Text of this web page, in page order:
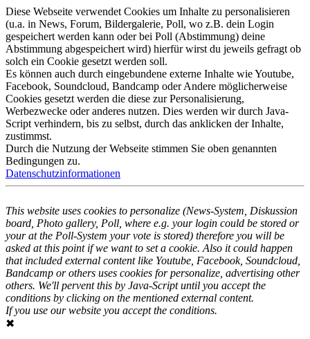
Diese Webseite verwendet Cookies um Inhalte zu personalisieren
(u.a. in News, Forum, Bildergalerie, Poll, wo z.B. dein Login
gespeichert werden kann oder bei Poll (Abstimmung) deine
Abstimmung abgespeichert wird) hierfür wirst du jeweils gefragt ob
solch ein Cookie gesetzt werden soll.
Es können auch durch eingebundene externe Inhalte wie Youtube,
Facebook, Soundcloud, Bandcamp oder Andere möglicherweise
Cookies gesetzt werden die diese zur Personalisierung,
Werbezwecke oder anderes nutzen. Dies werden wir durch Java-
Script verhindern, bis zu selbst, durch das anklicken der Inhalte,
zustimmst.
Durch die Nutzung der Webseite stimmen Sie oben genannten
Bedingungen zu.
Datenschutzinformationen
This website uses cookies to personalize (News-System, Diskussion
board, Photo gallery, Poll, where e.g. your login could be stored or
your at the Poll-System your vote is stored) therefore you will be
asked at this point if we want to set a cookie. Also it could happen
that included external content like Youtube, Facebook, Soundcloud,
Bandcamp or others uses cookies for personalize, advertising other
others. We'll pervent this by Java-Script until you accept the
conditions by clicking on the mentioned external content.
If you use our website you accept the conditions.
✖